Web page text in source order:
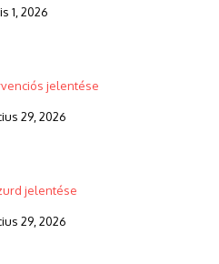
1, 2026
jelentése
29, 2026
jelentése
29, 2026